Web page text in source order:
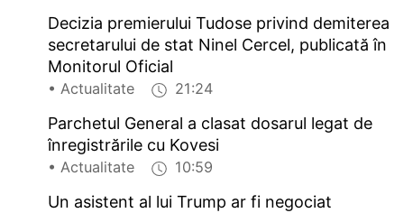
Decizia premierului Tudose privind demiterea
secretarului de stat Ninel Cercel, publicată în
Monitorul Oficial
• Actualitate 21:24
Parchetul General a clasat dosarul legat de
înregistrările cu Kovesi
• Actualitate 10:59
Un asistent al lui Trump ar fi negociat